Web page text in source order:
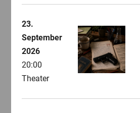
23.
September
2026
20:00
Theater